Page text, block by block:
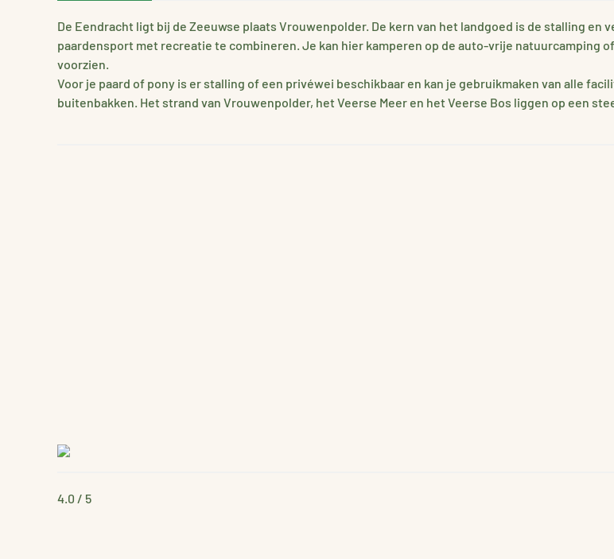
De Eendracht ligt bij de Zeeuwse plaats Vrouwenpolder. De kern van het landgoed is de stalling
paardensport met recreatie te combineren. Je kan hier kamperen op de auto-vrije natuurcamping
voorzien.
Voor je paard of pony is er stalling of een privéwei beschikbaar en kan je gebruikmaken van alle
buitenbakken. Het strand van Vrouwenpolder, het Veerse Meer en het Veerse Bos liggen op een
4.0 / 5